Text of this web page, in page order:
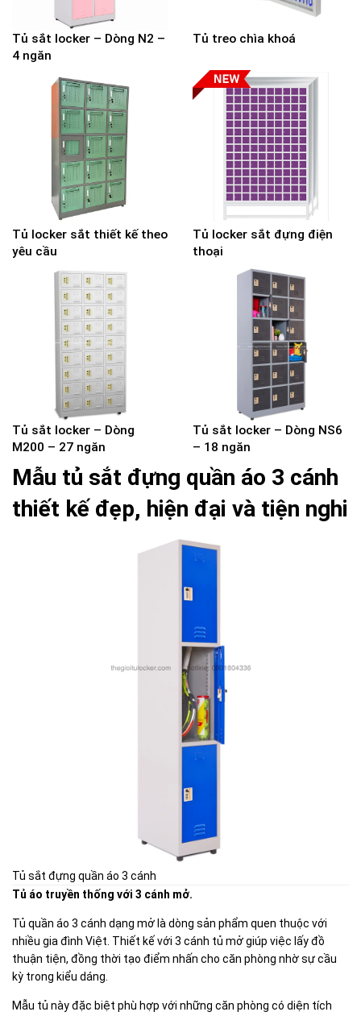
Tủ sắt locker – Dòng N2 –
4 ngăn
Tủ treo chìa khoá
Tủ locker sắt thiết kế theo
yêu cầu
Tủ locker sắt đựng điện
thoại
Tủ sắt locker – Dòng
M200 – 27 ngăn
Tủ sắt locker – Dòng NS6
– 18 ngăn
Mẫu tủ sắt đựng quần áo 3 cánh
thiết kế đẹp, hiện đại và tiện nghi
Tủ sắt đựng quần áo 3 cánh
Tủ áo truyền thống với 3 cánh mở.
Tủ quần áo 3 cánh dạng mở là dòng sản phẩm quen thuộc với
nhiều gia đình Việt. Thiết kế với 3 cánh tủ mở giúp việc lấy đồ
thuận tiện, đồng thời tạo điểm nhấn cho căn phòng nhờ sự cầu
kỳ trong kiểu dáng.
Mẫu tủ này đặc biệt phù hợp với những căn phòng có diện tích